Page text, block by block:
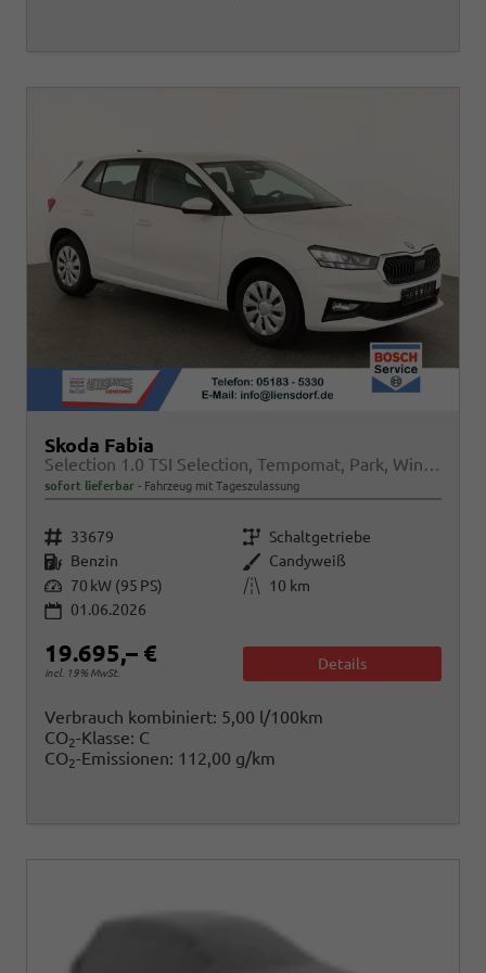
Skoda Fabia
Selection 1.0 TSI Selection, Tempomat, Park, Winterpaket, SmartLink, 4 J.-Garantie
sofort lieferbar Fahrzeug mit Tageszulassung
Fahrzeugnr. 33679 Getriebe Schaltgetriebe
Kraftstoff Benzin Außenfarbe Candyweiß
Leistung 70 kW (95 PS) Kilometerstand
10 km
01.06.2026
19.695,– €
incl. 19% MwSt.
Details
Verbrauch kombiniert: 5,00 l/100km
CO2-Klasse: C
CO2-Emissionen: 112,00 g/km